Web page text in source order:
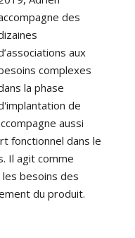
des
aux
complexes
la phase
de
aussi
fonctionnel dans le
Il agit comme
besoins des
du produit.